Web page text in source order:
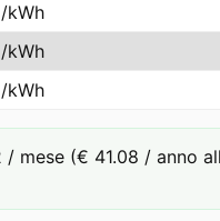
/kWh
/kWh
/kWh
mese (€ 41.08 / anno